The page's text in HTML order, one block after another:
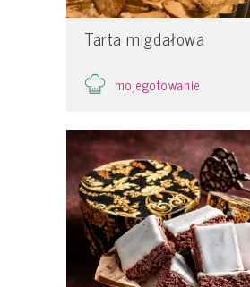
Tarta migdałowa
mojegotowanie